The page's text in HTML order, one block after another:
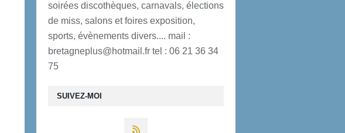
SUIVEZ-MOI
soirées discothèques, carnavals, élections
de miss, salons et foires exposition,
sports, évènements divers.... mail :
bretagneplus@hotmail.fr tel : 06 21 36 34
75